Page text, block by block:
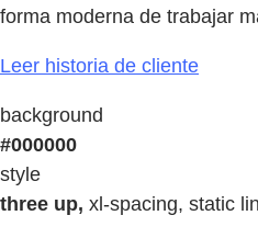
forma moderna de trabajar
Leer historia de cliente
background
#000000
style
three up, xl-spacing, static